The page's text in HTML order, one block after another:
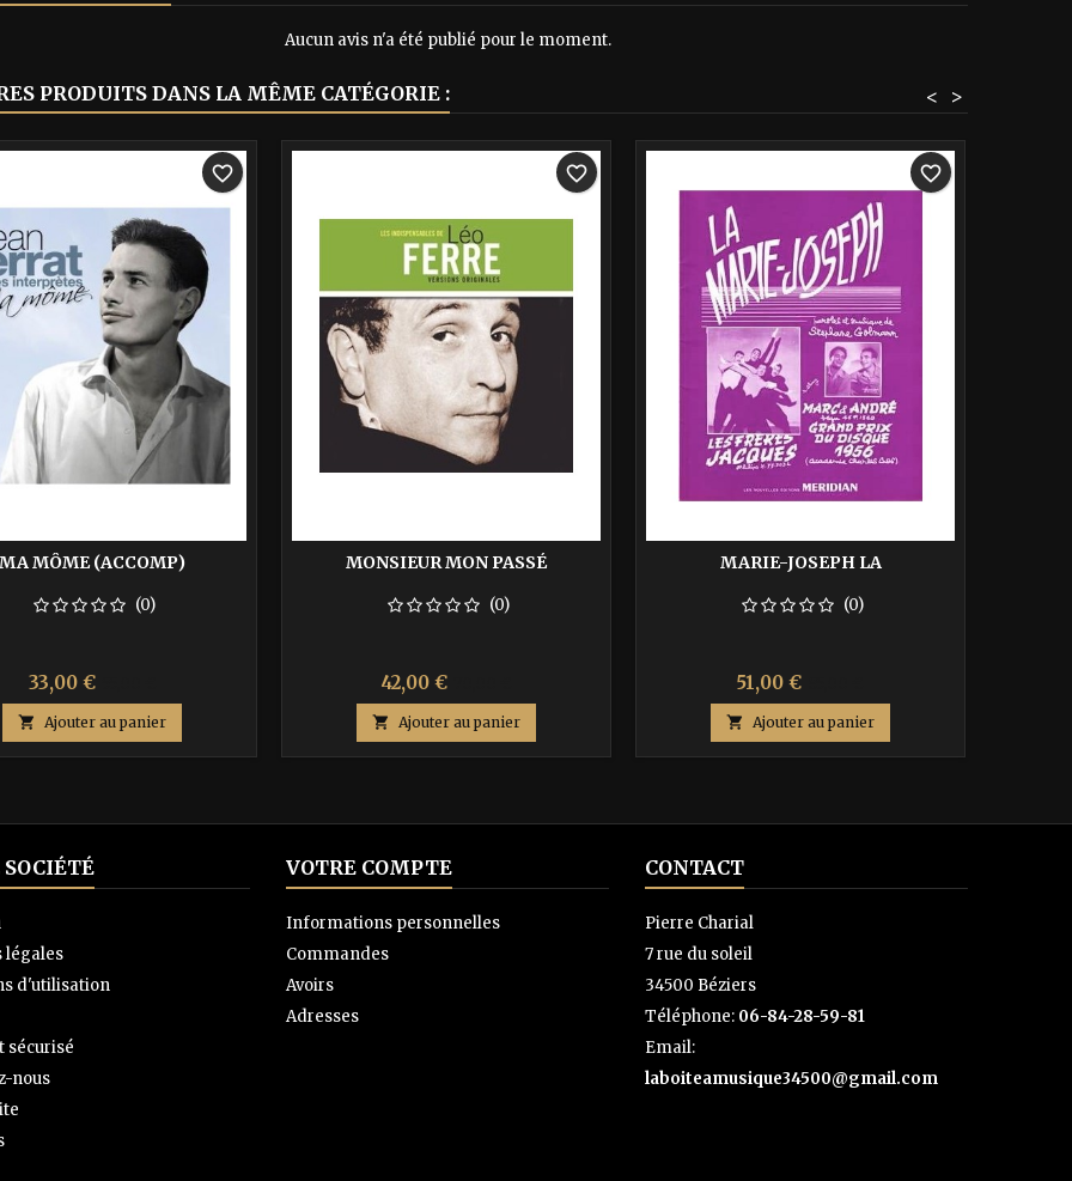
Aucun avis n'a été publié pour le moment.
PRODUITS DANS LA MÊME CATÉGORIE : >
<
MA MÔME (ACCOMP)
(0)
Prix
33,00 €
base
 Ajouter au panier
favorite_border
MONSIEUR MON PASSÉ
(0)
Prix
42,00 €
base
 Ajouter au panier
favorite_border
MARIE-JOSEPH LA
(0)
Prix
51,00 €
base
 Ajouter au panier
favorite_border
légales
d'utilisation
sécurisé
nous
VOTRE COMPTE
Informations personnelles
Commandes
Avoirs
Adresses
CONTACT
Pierre Charial
7 rue du soleil
34500 Béziers
Téléphone: 06-84-28-59-81
Email:
laboiteamusique34500@gmail.com